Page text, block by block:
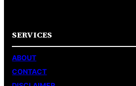
SERVICES
ABOUT
CONTACT